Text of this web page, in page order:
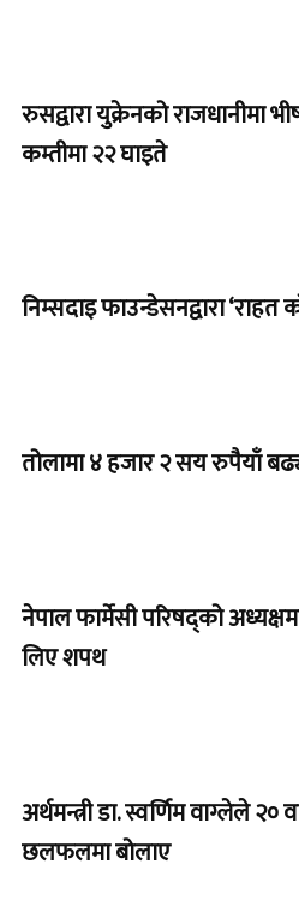
रुसद्वारा युक्रेनको राजधानीमा
कम्तीमा २२ घाइते
निम्सदाइ फाउन्डेसनद्वारा ‘राहत
तोलामा ४ हजार २ सय रुपैयाँ
नेपाल फार्मेसी परिषद्को
लिए शपथ
अर्थमन्त्री डा. स्वर्णिम वाग्लेले
छलफलमा बोलाए